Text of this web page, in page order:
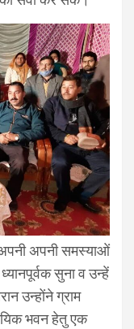
अपनी समस्याओं
सुना व उन्हें
उन्होंने ग्राम
भवन हेतु एक